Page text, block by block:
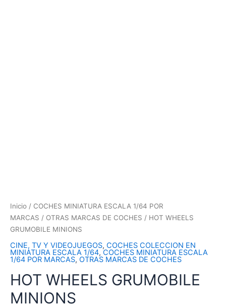
Inicio / COCHES MINIATURA ESCALA 1/64 POR
MARCAS / OTRAS MARCAS DE COCHES / HOT WHEELS
GRUMOBILE MINIONS
CINE, TV Y VIDEOJUEGOS, COCHES COLECCION EN
MINIATURA ESCALA 1/64, COCHES MINIATURA ESCALA
1/64 POR MARCAS, OTRAS MARCAS DE COCHES
HOT WHEELS GRUMOBILE
MINIONS